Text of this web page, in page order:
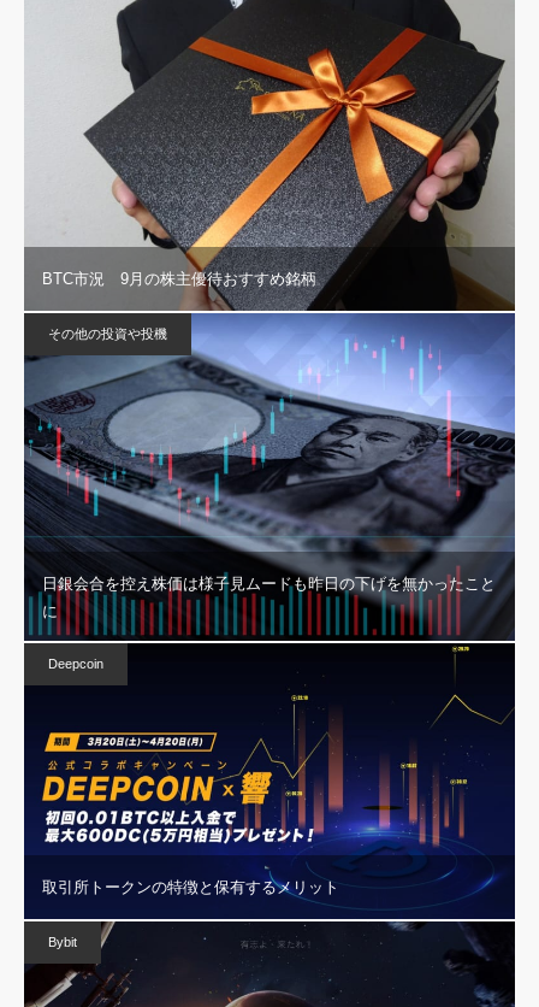
BTC市況 9月の株主優待おすすめ銘柄
その他の投資や投機
日銀会合を控え株価は様子見ムードも昨日の下げを無かったこと
に
Deepcoin
取引所トークンの特徴と保有するメリット
Bybit